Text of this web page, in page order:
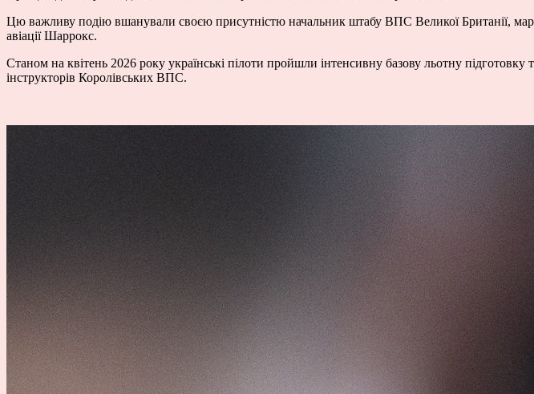
Цю важливу подію вшанували своєю присутністю начальник штабу ВПС Великої Британії,
авіації Шаррокс.
Станом на квітень 2026 року українські пілоти пройшли інтенсивну базову льотну підготовку
інструкторів Королівських ВПС.